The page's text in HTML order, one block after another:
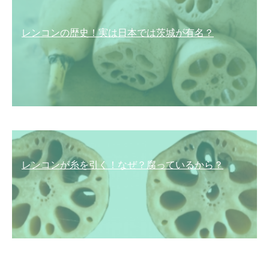
レンコンの歴史！実は日本では茨城が有名？
レンコンが糸を引く！なぜ？腐っているから？